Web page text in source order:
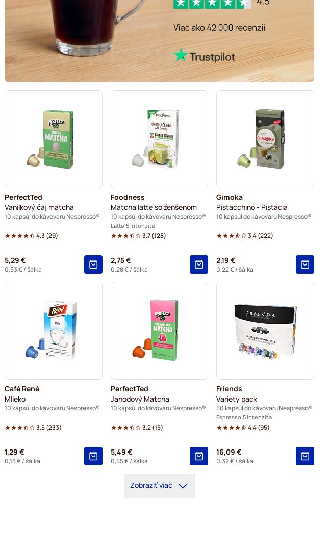
PerfectTed
Vanilkový čaj matcha
10 kapsúl do kávovaru Nespresso®
4.3 (29)
5,29 €
0,53 €/ šálka
Foodness
Matcha latte so ženšenom
10 kapsúl do kávovaru Nespresso®
Latte 5 Intenzita
3.7(128)
2,75 €
0,28 €/ šálka
Gimoka
Pistacchino - Pistácia
10 kapsúl do kávovaru Nespresso®
3.4(222)
2,19 €
0,22 €/ šálka
Café René
Mlieko
10 kapsúl do kávovaru Nespresso®
3.5(233)
1,29 €
0,13 €/ šálka
PerfectTed
Jahodový Matcha
10 kapsúl do kávovaru Nespresso®
3.2(15)
5,49 €
0,55 €/ šálka
Friends
Variety pack
50 kapsúl do kávovaru Nespresso®
Espresso 5 Intenzita
4.4(95)
16,09 €
0,32 €/ šálka
Zobraziť viac